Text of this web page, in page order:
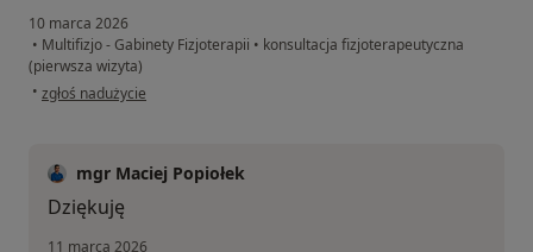
10 marca 2026
• Multifizjo - Gabinety Fizjoterapii • konsultacja fizjoterapeutyczna
(pierwsza wizyta)
• w opinii użytkownika Maciek
zgłoś nadużycie
mgr Maciej Popiołek
Dziękuję
11 marca 2026